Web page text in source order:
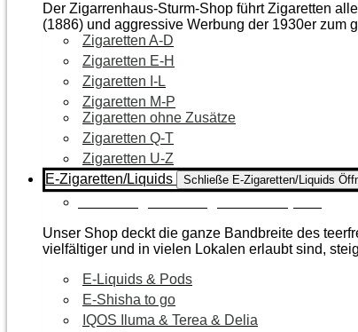
Der Zigarrenhaus-Sturm-Shop führt Zigaretten
(1886) und aggressive Werbung der 1930er zum
Zigaretten A-D
Zigaretten E-H
Zigaretten I-L
Zigaretten M-P
Zigaretten ohne Zusätze
Zigaretten Q-T
Zigaretten U-Z
E-Zigaretten/Liquids
Schließe E-Zigaretten/Liquids
Unser Shop deckt die ganze Bandbreite des
vielfältiger und in vielen Lokalen erlaubt sind,
E-Liquids & Pods
E-Shisha to go
IQOS Iluma & Terea & Delia